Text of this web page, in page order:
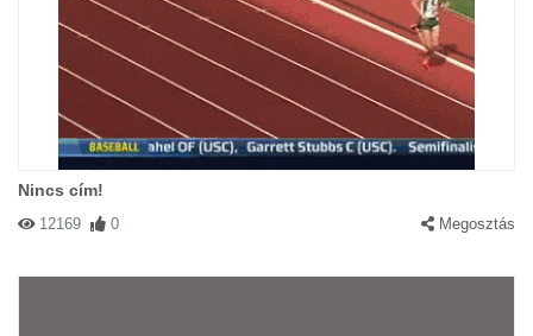
Nincs cím!
12169 0 Megosztás